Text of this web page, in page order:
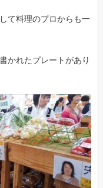
て料理のプロからも一
かれたプレートがあり